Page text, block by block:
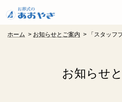
ホーム > お知らせとご案内 > 「スタッフ
お知らせ